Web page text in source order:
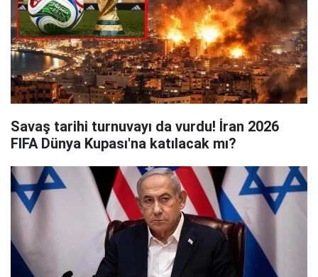
Savaş tarihi turnuvayı da vurdu! İran 2026
FIFA Dünya Kupası'na katılacak mı?